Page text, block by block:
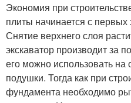
Экономия при
плиты начинается с первых
Снятие верхнего слоя
экскаватор производит за
его можно использовать на
подушки. Тогда как при
фундамента необходимо